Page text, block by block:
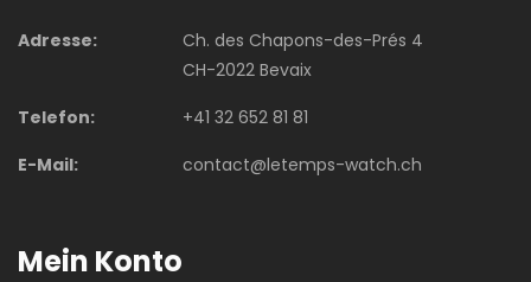
Adresse:
Ch. des Chapons-des-Prés 4
CH-2022 Bevaix
Telefon:
+41 32 652 81 81
E-Mail:
contact@letemps-watch.ch
Mein Konto